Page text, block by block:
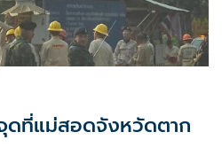
ดที่แม่สอดจังหวัดตาก